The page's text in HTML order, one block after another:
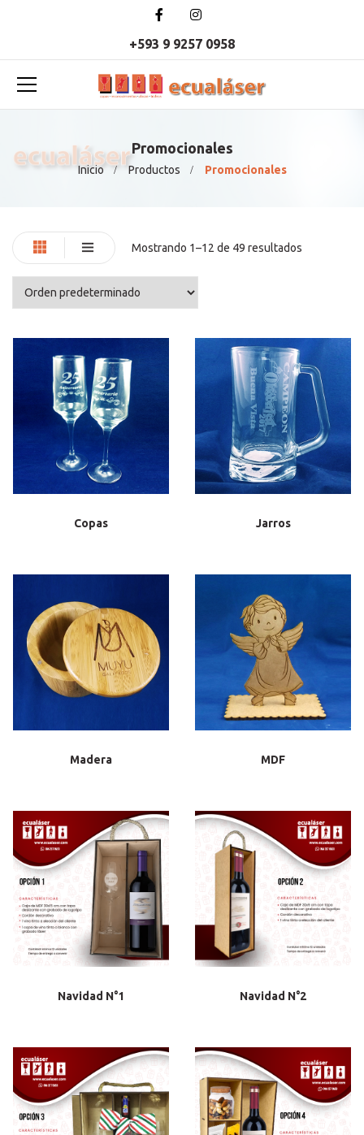
+593 9 9257 0958
Promocionales
Inicio Productos Promocionales
Mostrando 1–12 de 49 resultados
Copas Jarros
Madera MDF
Navidad N°1 Navidad N°2